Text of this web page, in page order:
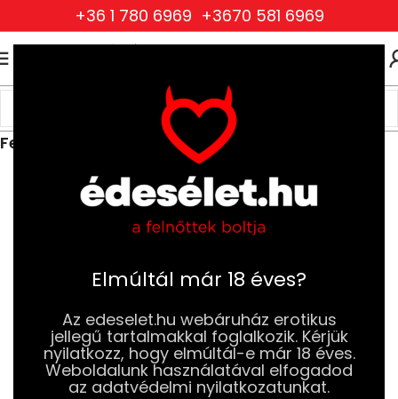
Elmúltál már 18 éves?
Az edeselet.hu webáruház erotikus
jellegű tartalmakkal foglalkozik. Kérjük
nyilatkozz, hogy elmúltál-e már 18 éves.
Weboldalunk használatával elfogadod
az adatvédelmi nyilatkozatunkat.
+36 1 780 6969 +3670 581 6969
Ruhák és Fehérneműk
Női Ruhák és Fehérneműk
Felsők, fűzők és overallok